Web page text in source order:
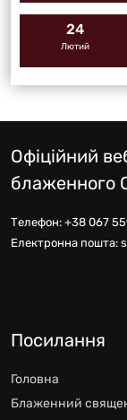
24
Лютий
Офіційний
блаженного
Телефон: +38 067
Електронна пошта:
Посилання
Головна
Блаженний